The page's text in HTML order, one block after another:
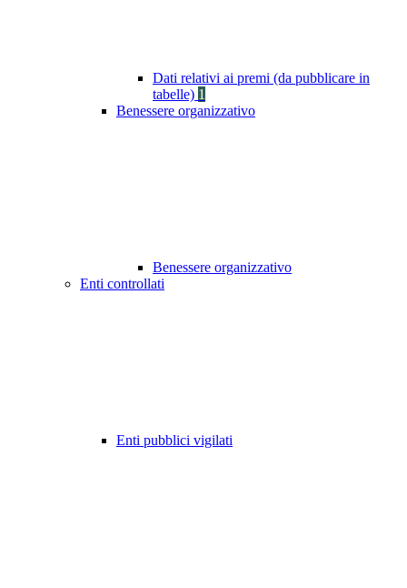
Dati relativi ai premi (da pubblicare in
tabelle) 1
Benessere organizzativo
Benessere organizzativo
Enti controllati
Enti pubblici vigilati